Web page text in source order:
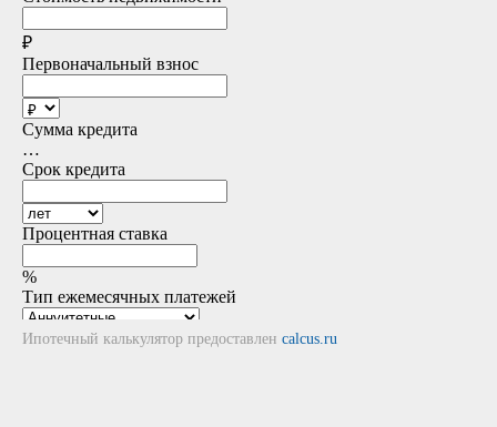
Ипотечный калькулятор предоставлен calcus.ru